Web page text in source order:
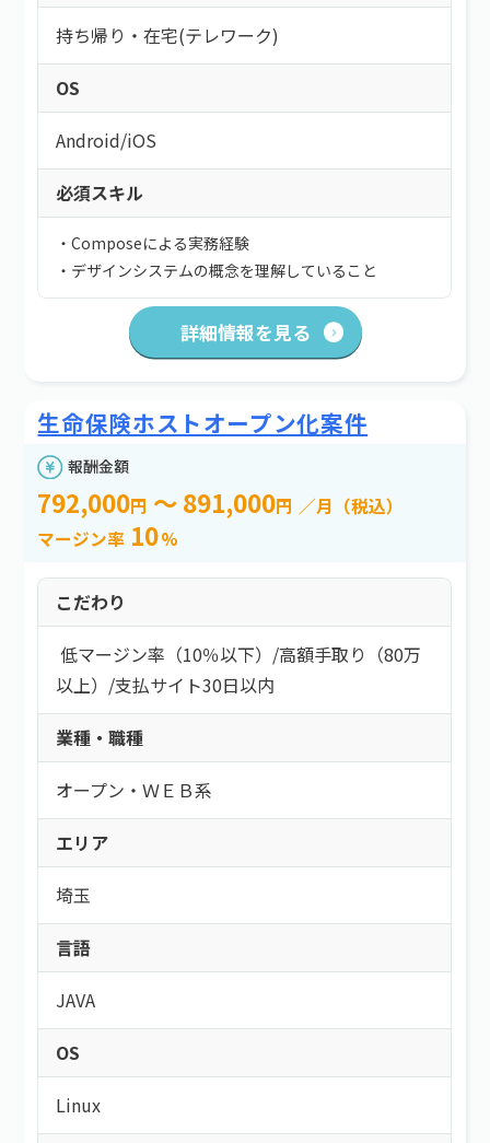
持ち帰り・在宅(テレワーク)
OS
Android/iOS
必須スキル
・Composeによる実務経験
・デザインシステムの概念を理解していること
詳細情報を見る
生命保険ホストオープン化案件
報酬金額
792,000円 ～ 891,000円 ／月（税込）
マージン率 10%
こだわり
低マージン率（10％以下） /高額手取り（80万
以上） /支払サイト30日以内
業種・職種
オープン・ＷＥＢ系
エリア
埼玉
言語
JAVA
OS
Linux